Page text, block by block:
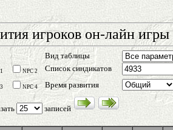
игроков он-лайн
Вид таблицы
NPC 2
Список синдикатов
NPC 4 Время развития
записей